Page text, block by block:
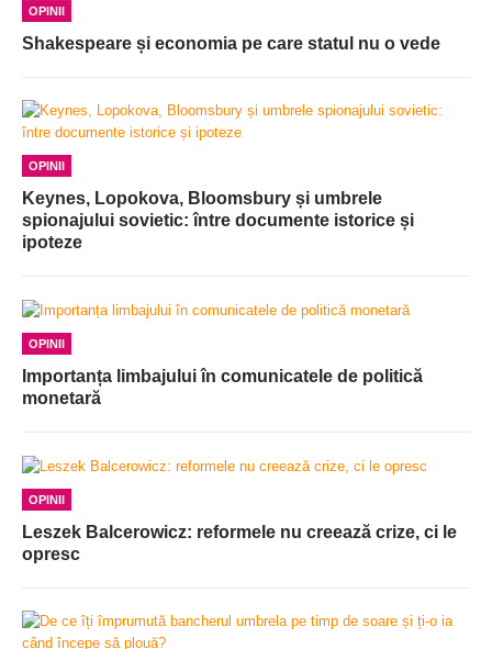
OPINII
Shakespeare și economia pe care statul nu o vede
OPINII
Keynes, Lopokova, Bloomsbury și umbrele
spionajului sovietic: între documente istorice și
ipoteze
OPINII
Importanța limbajului în comunicatele de politică
monetară
OPINII
Leszek Balcerowicz: reformele nu creează crize, ci le
opresc